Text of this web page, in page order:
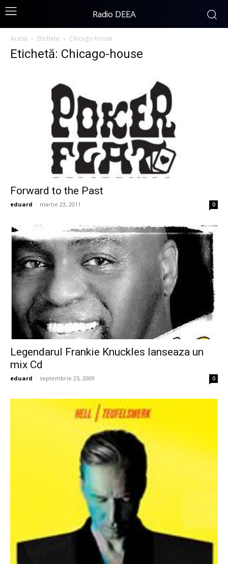
Radio DEEA
Acasă Etichete Chicago-house
Etichetă: Chicago-house
Forward to the Past
eduard - martie 23, 2011 0
Legendarul Frankie Knuckles lanseaza un
mix Cd
eduard - septembrie 25, 2009 0